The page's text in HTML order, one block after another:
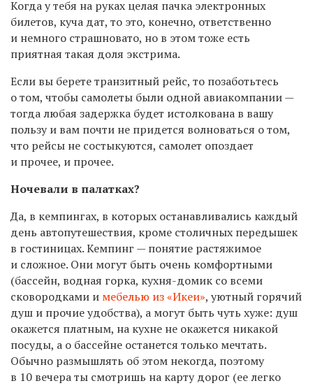
Когда у тебя на руках целая пачка электронных
билетов, куча дат, то это, конечно, ответственно
и немного страшновато, но в этом тоже есть
приятная такая доля экстрима.
Если вы берете транзитный рейс, то позаботьтесь
о том, чтобы самолеты были одной авиакомпании —
тогда любая задержка будет истолкована в вашу
пользу и вам почти не придется волноваться о том,
что рейсы не состыкуются, самолет опоздает
и прочее, и прочее.
Ночевали в палатках?
Да, в кемпингах, в которых останавливались каждый
день автопутешествия, кроме столичных передышек
в гостиницах. Кемпинг — понятие растяжимое
и сложное. Они могут быть очень комфортными
(бассейн, водная горка, кухня-домик со всеми
сковородками и мебелью из «Икеи», уютный горячий
душ и прочие удобства), а могут быть чуть хуже: душ
окажется платным, на кухне не окажется никакой
посуды, а о бассейне останется только мечтать.
Обычно размышлять об этом некогда, поэтому
в 10 вечера ты смотришь на карту дорог (ее легко